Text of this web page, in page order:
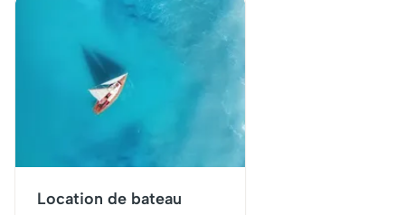
d’environ 60 minutes.
Location de bateau